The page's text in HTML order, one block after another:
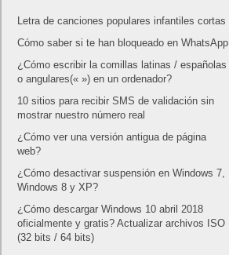
Letra de canciones populares infantiles cortas
Cómo saber si te han bloqueado en WhatsApp
¿Cómo escribir la comillas latinas / españolas
o angulares(« ») en un ordenador?
10 sitios para recibir SMS de validación sin
mostrar nuestro número real
¿Cómo ver una versión antigua de página
web?
¿Cómo desactivar suspensión en Windows 7,
Windows 8 y XP?
¿Cómo descargar Windows 10 abril 2018
oficialmente y gratis? Actualizar archivos ISO
(32 bits / 64 bits)